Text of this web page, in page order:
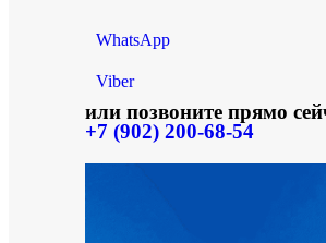
WhatsApp
Viber
или позвоните прямо
+7 (902) 200-68-54